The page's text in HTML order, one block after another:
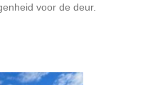
voor de deur.